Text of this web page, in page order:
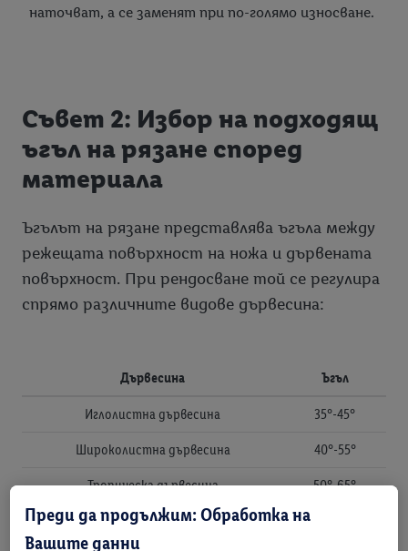
наточват, а се заменят при по-голямо износване.
Съвет 2: Избор на подходящ
ъгъл на рязане според
материала
Ъгълът на рязане представлява ъгъла между
режещата повърхност на ножа и дървената
повърхност. При рендосване той се регулира
спрямо различните видове дървесина:
Дървесина Ъгъл
Иглолистна дървесина 35°-45°
Широколистна дървесина 40°-55°
Тропическа дървесина 50°-65°
Преди да продължим: Обработка на
Вашите данни